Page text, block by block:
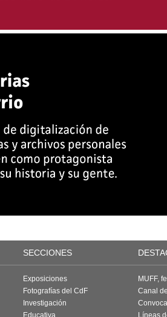
SECCIONES
Exposiciones
Fotografías del CdF
Investigación
Educativa
MUFF,
Canal
Líneas